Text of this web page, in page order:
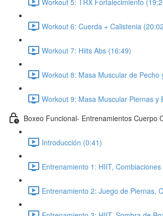
Workout 6: Cuerda + Calistenia
Workout 7: Hiits Abs (16:49)
Workout 8: Masa Muscular de Pecho
Workout 9: Masa Muscular Piernas y
Boxeo Funcional- Entrenamientos Cuerpo
Introducción (0:41)
Entrenamiento 1: HIIT,
Entrenamiento 2: Juego de Piernas,